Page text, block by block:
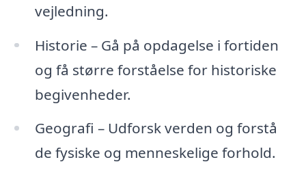
vejledning.
Historie – Gå på opdagelse i fortiden
og få større forståelse for historiske
begivenheder.
Geografi – Udforsk verden og forstå
de fysiske og menneskelige forhold.